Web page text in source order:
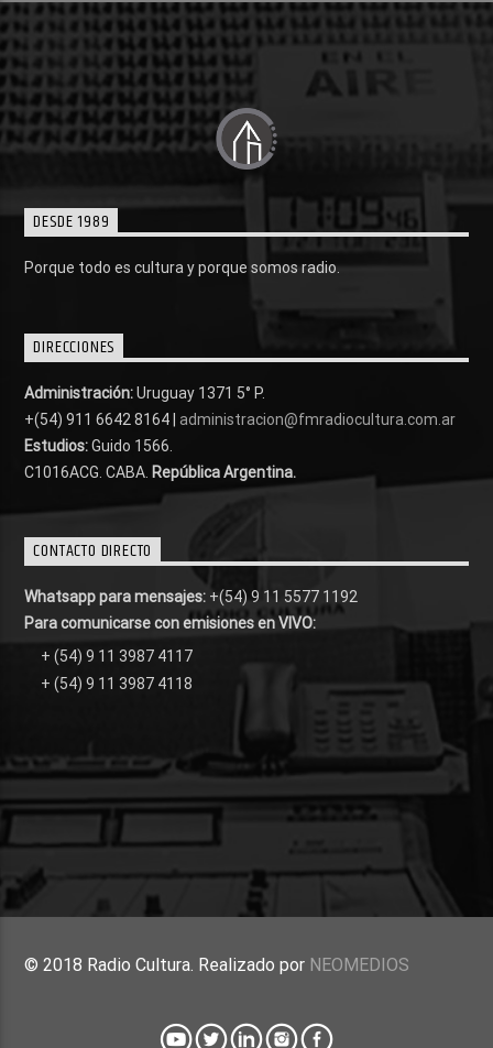
DESDE 1989
Porque todo es cultura y porque somos radio.
DIRECCIONES
Administración:Uruguay 1371 5° P.
+(54) 911 6642 8164 | administracion@fmradiocultura.com.ar
Estudios:Guido 1566.
C1016ACG . CABA. República Argentina.
CONTACTO DIRECTO
Whatsapp para mensajes: +(54) 9 11 5577 1192
Para comunicarse con emisiones en VIVO:
+ (54) 9 11 3987 4117
+ (54) 9 11 3987 4118
© 2018 Radio Cultura. Realizado por NEOMEDIOS